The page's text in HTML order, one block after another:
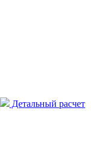
Детальный расчет